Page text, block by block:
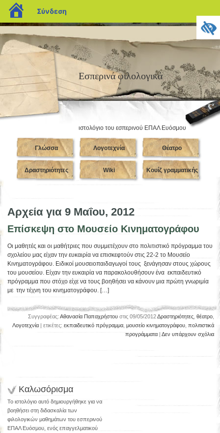
blogs.sch.gr
Σύνδεση
Εσπερινά φιλολογικά
ιστολόγιο του εσπερινού ΕΠΑΛ Ευόσμου
Γλώσσα Λογοτεχνία Θέατρο
Δραστηριότητες Wiki Κουίζ γραμματικής
Αρχεία για 9 Μαΐου, 2012
Επίσκεψη στο Μουσείο Κινηματογράφου
Οι μαθητές και οι μαθήτριες που συμμετέχουν στο πολιτιστικό πρόγραμμα του
σχολείου μας είχαν την ευκαιρία να επισκεφτούν στις 22-2 το Μουσείο
Κινηματογράφου. Ειδικοί μουσειοπαιδαγωγοί τους ξενάγησαν στους χώρους
του μουσείου. Είχαν την ευκαιρία να παρακολουθήσουν ένα εκπαιδευτικό
πρόγραμμα που στόχο είχε να τους βοηθήσει να κάνουν μια πρώτη γνωριμία
με την τέχνη του κινηματογράφου. […]
Συγγραφέας: Αθανασία Παπαχρήστουστις 09/05/2012Δραστηριότητες, θέατρο,
Λογοτεχνία| ετικέτες: εκπαιδευτικό πρόγραμμα, μουσείο κινηματογράφου, πολιτιστικά
προγράμματα| Δεν υπάρχουν σχόλια
Καλωσόρισμα
Το ιστολόγιο αυτό δημιουργήθηκε για να
βοηθήσει στη διδασκαλία των
φιλολογικών μαθημάτων του εσπερινού
ΕΠΑΛ Ευόσμου, ενός επαγγελματικού